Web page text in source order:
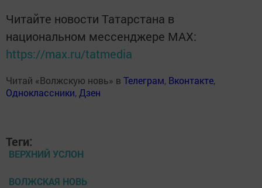
Читайте новости Татарстана в
национальном мессенджере MАХ:
https://max.ru/tatmedia
Читай «Волжскую новь» в Телеграм, Вконтакте,
Одноклассники, Дзен
Теги:
ВЕРХНИЙ УСЛОН
ВОЛЖСКАЯ НОВЬ